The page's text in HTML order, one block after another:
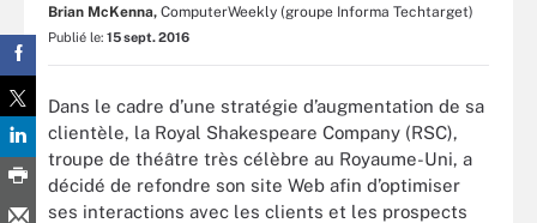
Brian McKenna, ComputerWeekly (groupe Informa Techtarget)
Publié le: 15 sept. 2016
Dans le cadre d’une stratégie d’augmentation de sa
clientèle, la Royal Shakespeare Company (RSC),
troupe de théâtre très célèbre au Royaume-Uni, a
décidé de refondre son site Web afin d’optimiser
ses interactions avec les clients et les prospects